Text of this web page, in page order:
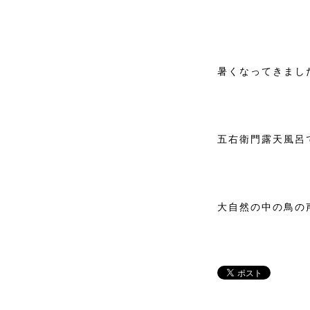
暑くなってきまし
五右衛門露天風
大自然の中の鳥